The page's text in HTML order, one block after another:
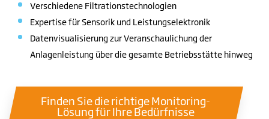
Verschiedene Filtrationstechnologien
Expertise für Sensorik und Leistungselektronik
Datenvisualisierung zur Veranschaulichung der
Anlagenleistung über die gesamte Betriebsstätte hinweg
Finden Sie die richtige Monitoring-
Lösung für Ihre Bedürfnisse